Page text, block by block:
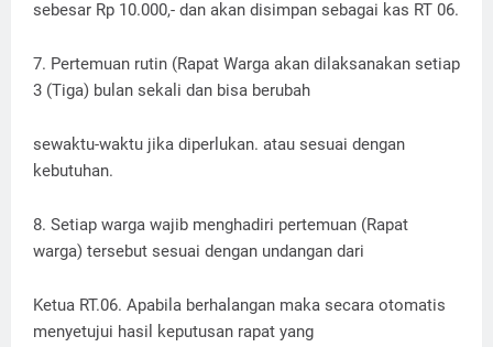
sebesar Rp 10.000,- dan akan disimpan sebagai kas RT 06.
7. Pertemuan rutin (Rapat Warga akan dilaksanakan setiap
3 (Tiga) bulan sekali dan bisa berubah
sewaktu-waktu jika diperlukan. atau sesuai dengan
kebutuhan.
8. Setiap warga wajib menghadiri pertemuan (Rapat
warga) tersebut sesuai dengan undangan dari
Ketua RT.06. Apabila berhalangan maka secara otomatis
menyetujui hasil keputusan rapat yang